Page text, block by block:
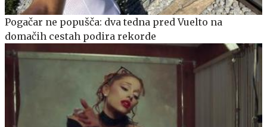
Pogačar ne popušča: dva tedna pred Vuelto na
domačih cestah podira rekorde